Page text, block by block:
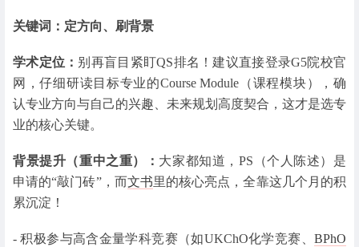
关键词：定方向、刷背景
学术定位： 别再盲目紧盯QS排名！建议直接登录G5院校官
网，仔细研读目标专业的Course Module（课程模块），确
认专业方向与自己的兴趣、未来规划高度契合，这才是选专
业的核心关键。
背景提升（重中之重）： 大家都知道，PS（个人陈述）是
申请的“敲门砖”，而文书里的核心亮点，全靠这几个月的积
累沉淀！
- 积极参与高含金量学科竞赛（如UKChO化学竞赛、 BPhO